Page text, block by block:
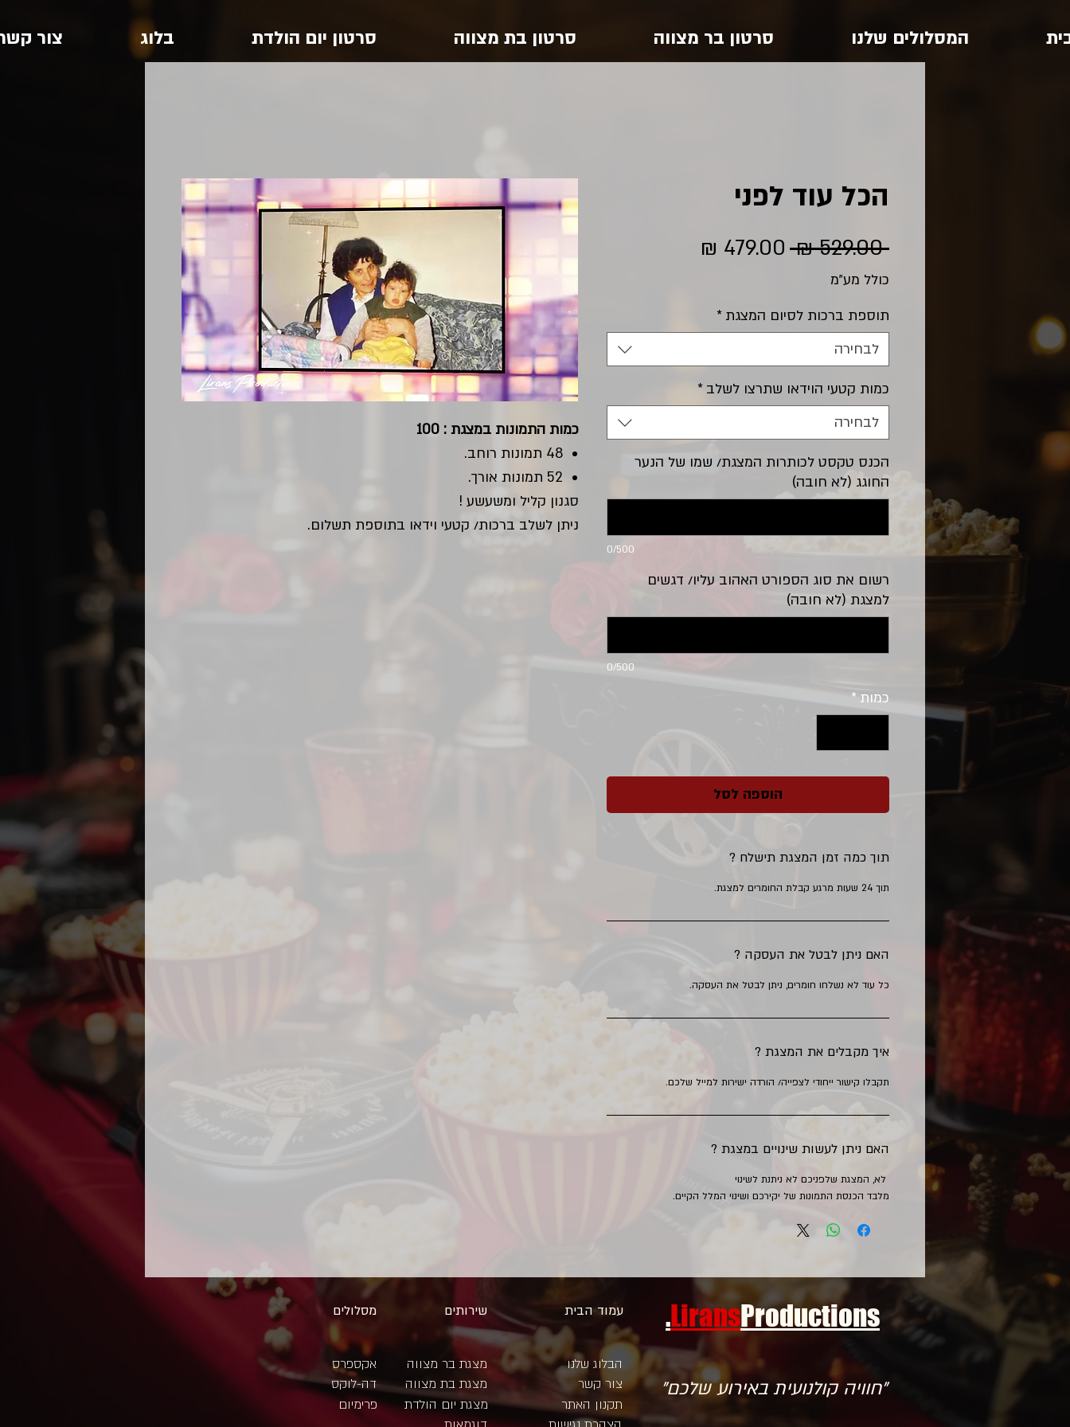
המסלולים שלנו סרטון בר מצווה סרטון בת מצווה סרטון יום הולדת בלוג צור
כמות התמונות במצגת : 100
48 תמונות רוחב.
52 תמונות אורך.
סגנון קליל ומשעשע !
ניתן לשלב ברכות/ קטעי וידאו בתוספת תשלום.
הכל עוד לפני
‏529.00 ‏₪
מחיר
כולל מע״מ
תוספת ברכות לסיום המצגת *
לבחירה
כמות קטעי הוידאו שתרצו לשלב *
לבחירה
הכנס טקסט לכותרות המצגת/ שמו של הנער
החוגג (לא חובה)
0/500
רשום את סוג הספורט האהוב עליו/ דגשים
למצגת (לא חובה)
0/500
כמות *
הוספה לסל
תוך כמה זמן המצגת תישלח ?
תוך 24 שעות מרגע קבלת החומרים למצגת.
האם ניתן לבטל את העסקה ?
כל עוד לא נשלחו חומרים, ניתן לבטל את העסקה.
איך מקבלים את המצגת ?
תקבלו קישור ייחודי לצפייה/ הורדה ישירות למייל שלכם.
האם ניתן לעשות שינויים במצגת ?
לא, המצגת שלפניכם לא ניתנת לשינוי
מלבד הכנסת התמונות של יקירכם ושינוי המלל הקיים.
LiransProductions. עמוד הבית שירותים מסלולים
הבלוג שלנו מצגת בר מצווה אקספרס
"חוויה קולנועית באירוע שלכם"
צור קשר
תקנון האתר
מצגת בת מצווה
דה-לוקס
מצגת יום הולדת
פרימיום